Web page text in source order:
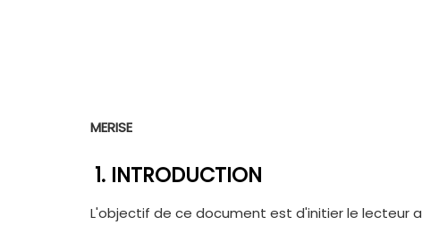
MERISE
1. INTRODUCTION
L'objectif de ce document est d'initier le lecteur